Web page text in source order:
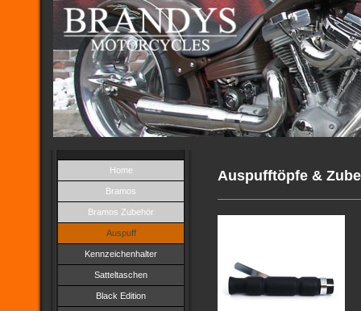
Home
Bramos
Bramos Zubehör
Auspuff
Kennzeichenhalter
Satteltaschen
Black Edition
Auspufftöpfe &